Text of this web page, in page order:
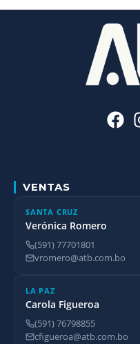
VENTAS
SANTA CRUZ
Verónica Romero
(591) 77701801
vromero@atb.com.bo
LA PAZ
Carola Figueroa
(591) 76798855
cfigueroa@atb.com.bo